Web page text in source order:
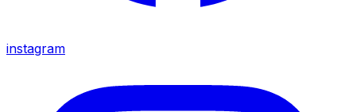
instagram